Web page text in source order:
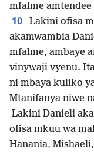
mfalme
10
Lakini ofisa
akamwambia
mfalme, ambaye
vinywaji vyenu.
ni mbaya kuliko
Mtanifanya niwe
Lakini Danieli
ofisa mkuu wa
Hanania,